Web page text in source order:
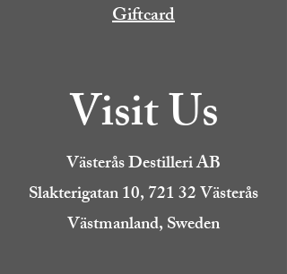
Giftcard
Visit Us
Västerås Destilleri AB
Slakterigatan 10, 721 32 Västerås
Västmanland, Sweden